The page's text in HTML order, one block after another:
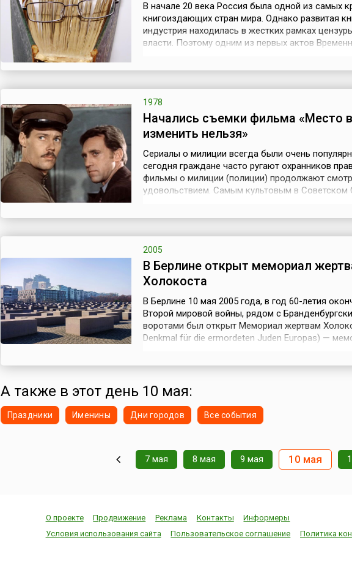
В начале 20 века Россия была одной из самых
книгоиздающих стран мира. Однако развитая
индустрия находилась в жестких рамках
власти. Поэтому одним из первых актов
Временного правительства было создано би...
1978
Начались съемки фильма «Место
изменить нельзя»
Сериалы о милиции всегда были очень
сегодня граждане часто ругают охранников
фильмы о милиции (полиции) продолжают
удовольствием. Самым культовым в Советском
Сериал был создан на базе Одес...
2005
В Берлине открыт мемориал
Холокоста
В Берлине 10 мая 2005 года, в год 60-летия
Второй мировой войны, рядом с
воротами был открыт Мемориал жертвам
Denkmal für die ermordeten Juden Europas) —
порядке установлены 2 711 темно-...
А также в этот день 10 мая:
Праздники Именины Дни городов Все события
7 мая 8 мая 9 мая 10 мая
О проекте Продвижение Реклама Контакты
Информеры
Условия использования сайта
Пользовательское соглашение Политика